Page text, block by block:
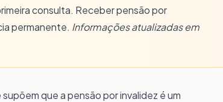
consulta. Receber pensão por
permanente. Informações atualizadas em
que a pensão por invalidez é um